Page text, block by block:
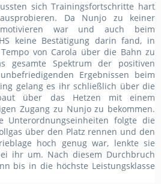
sich Trainingsfortschritte hart
Da Nunjo zu keiner
motivieren war und auch beim
keine Bestätigung darin fand, in
von Carola über die Bahn zu
gesamte Spektrum der positiven
Ergebnissen beim
gelang es ihr schließlich über die
über das Hetzen mit einem
Zugang zu Nunjo zu bekommen.
Unterordnungseinheiten folgte die
über den Platz rennen und den
hoch genug war, lenkte sie
ihr um. Nach diesem Durchbruch
bis in die höchste Leistungsklasse